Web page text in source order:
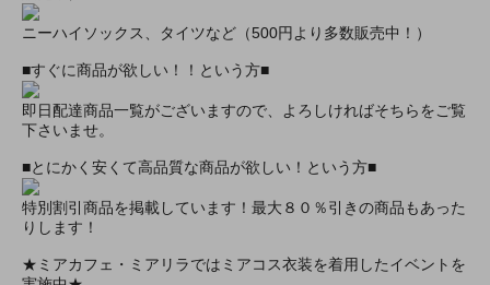
ニーハイソックス、タイツなど（500円より多数販売中！）
■すぐに商品が欲しい！！という方■
即日配達商品一覧がございますので、よろしければそちらをご覧
下さいませ。
■とにかく安くて高品質な商品が欲しい！という方■
特別割引商品を掲載しています！最大８０％引きの商品もあった
りします！
★ミアカフェ・ミアリラではミアコス衣装を着用したイベントを